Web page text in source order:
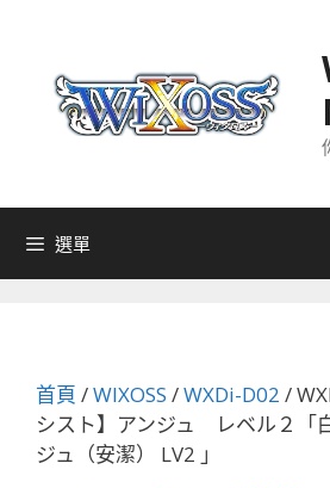
選單
首頁 /WIXOSS /WXDi-D02 /
シスト】アンジュ レベル２「
ジュ（安潔） LV2 」